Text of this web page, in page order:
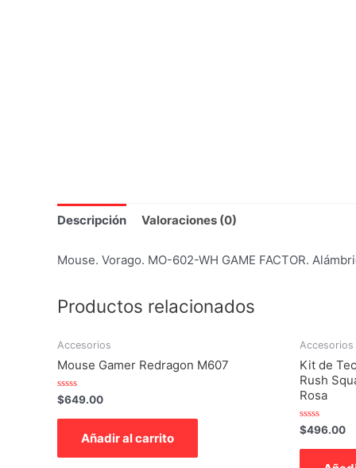
Descripción Valoraciones (0)
Mouse. Vorago. MO-602-WH GAME FACTOR.
Productos relacionados
Accesorios
Mouse Gamer Redragon M607
Valorado
con
0
$649.00
Añadir al carrito
Accesorios
Kit de
Rush
Rosa
Valorado
con
0
$496.00